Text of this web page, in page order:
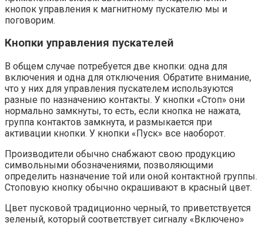
кнопок управления к магнитному пускателю мы и
поговорим.
Кнопки управления пускателей
В общем случае потребуется две кнопки: одна для
включения и одна для отключения. Обратите внимание,
что у них для управления пускателем используются
разные по назначению контакты. У кнопки «Стоп» они
нормально замкнуты, то есть, если кнопка не нажата,
группа контактов замкнута, и размыкается при
активации кнопки. У кнопки «Пуск» все наоборот.
Производители обычно снабжают свою продукцию
символьными обозначениями, позволяющими
определить назначение той или оной контактной группы.
Стоповую кнопку обычно окрашивают в красный цвет.
Цвет пусковой традиционно черный, то приветствуется
зеленый, который соответствует сигналу «Включено»